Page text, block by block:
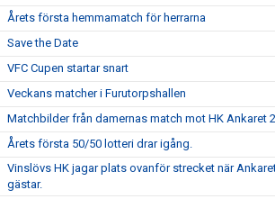
Årets första hemmamatch för herrarna
Save the Date
VFC Cupen startar snart
Veckans matcher i Furutorpshallen
Matchbilder från damernas match mot HK Ankaret
Årets första 50/50 lotteri drar igång.
Vinslövs HK jagar plats ovanför strecket när
gästar.